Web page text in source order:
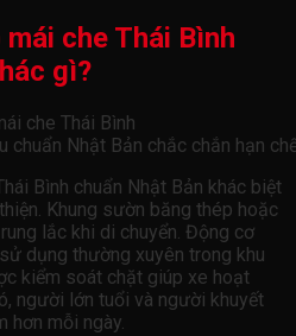
che Thái Bình
gì?
chuẩn Nhật Bản chắc chắn hạn
Bình chuẩn Nhật Bản khác biệt
Khung sườn băng thép hoặc
lắc khi di chuyển. Động cơ
dụng thường xuyên trong khu
kiểm soát chặt giúp xe hoạt
người lớn tuổi và người khuyết
hơn mỗi ngày.